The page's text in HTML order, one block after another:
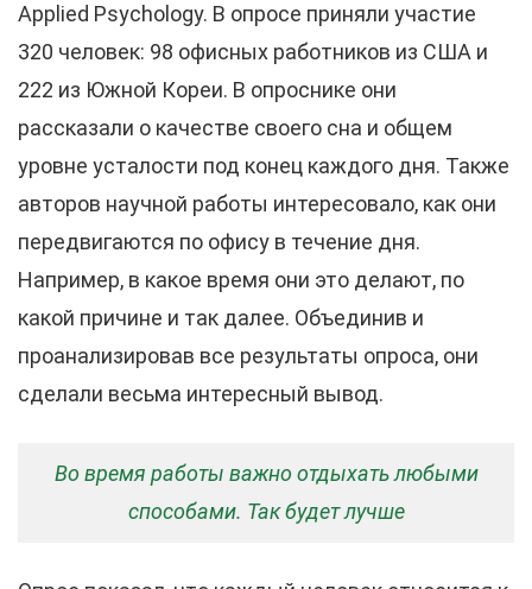
Applied Psychology. В опросе приняли участие
320 человек: 98 офисных работников из США и
222 из Южной Кореи. В опроснике они
рассказали о качестве своего сна и общем
уровне усталости под конец каждого дня. Также
авторов научной работы интересовало, как они
передвигаются по офису в течение дня.
Например, в какое время они это делают, по
какой причине и так далее. Объединив и
проанализировав все результаты опроса, они
сделали весьма интересный вывод.
Во время работы важно отдыхать любыми
способами. Так будет лучше